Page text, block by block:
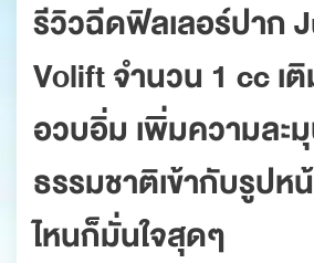
รีวิวฉีดฟิลเลอร์ปาก
Volift จำนวน 1 cc เ
อวบอิ่ม เพิ่มความละ
ธรรมชาติเข้ากับรูปห
ไหนก็มั่นใจสุดๆ